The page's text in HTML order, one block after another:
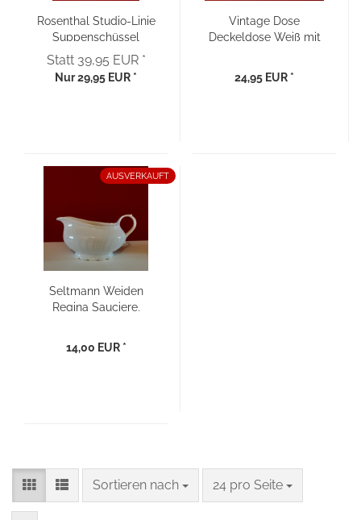
Rosenthal Studio-Linie
Suppenschüssel
Ragout Terrine -
Design: Baumann
Statt 39,95 EUR *
Nur 29,95 EUR *
Vintage Dose
Deckeldose Weiß mit
24,95 EUR *
AUSVERKAUFT
Seltmann Weiden
Regina Sauciere,
14,00 EUR *
Sortieren nach
Sortieren nach 24 pro Seite
pro Seite